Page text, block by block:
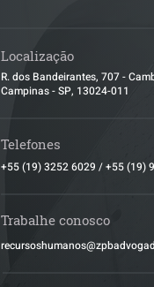
Localização
R. dos Bandeirantes, 707 -
Campinas - SP, 13024-011
Telefones
+55 (19) 3252 6029 /+55 (19)
Trabalhe conosco